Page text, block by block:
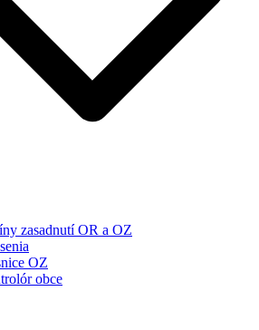
zasadnutí OR a OZ
OZ
obce